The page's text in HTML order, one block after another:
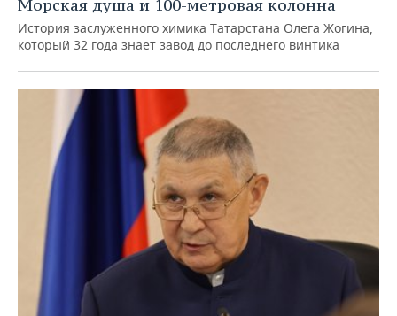
Морская душа и 100-метровая колонна
История заслуженного химика Татарстана Олега Жогина,
который 32 года знает завод до последнего винтика